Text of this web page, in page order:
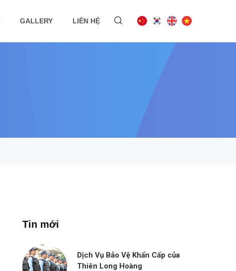
GALLERY LIÊN HỆ
Tin mới
Dịch Vụ Bảo Vệ Khẩn Cấp của
Thiên Long Hoàng